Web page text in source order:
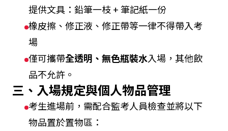
提供文具：鉛筆一枝 + 筆記紙一份
橡皮擦、修正液、修正帶等一律不得帶入考
場
僅可攜帶全透明、無色瓶裝水入場，其他飲
品不允許。
三、入場規定與個人物品管理
考生進場前，需配合監考人員檢查並將以下
物品置於置物區：